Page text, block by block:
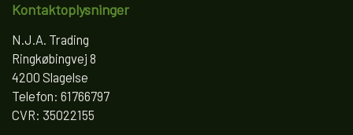
Kontaktoplysninger
N.J.A. Trading
Ringkøbingvej 8
4200 Slagelse
Telefon: 61766797
CVR: 35022155